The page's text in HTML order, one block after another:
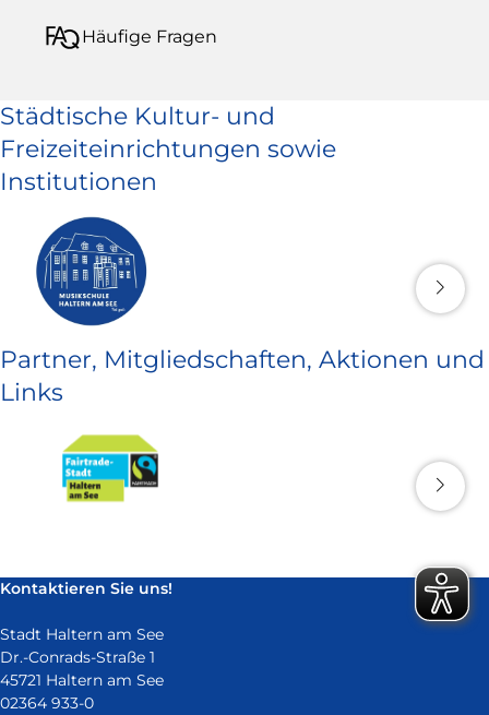
Häufige Fragen
Städtische Kultur- und
Freizeiteinrichtungen sowie
Institutionen
Partner, Mitgliedschaften, Aktionen und
Links
Kontaktieren Sie uns!
Stadt Haltern am See
Dr.-Conrads-Straße 1
45721 Haltern am See
02364 933-0